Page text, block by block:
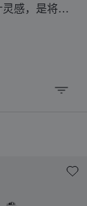
感，是将精
用的配饰作
排序